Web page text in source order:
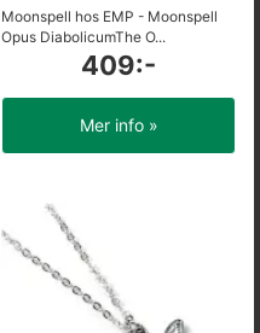
Moonspell hos EMP - Moonspell
Opus DiabolicumThe O...
409:-
Mer info »